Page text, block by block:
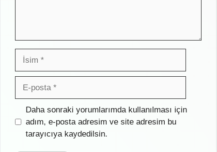
İsim
posta
İnternet
sitesi
Daha sonraki yorumlarımda kullanılması için
adım, e-posta adresim ve site adresim bu
tarayıcıya kaydedilsin.